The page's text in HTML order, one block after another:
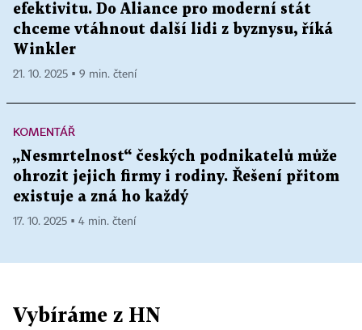
efektivitu. Do Aliance pro moderní stát
chceme vtáhnout další lidi z byznysu, říká
Winkler
21. 10. 2025 ▪ 9 min. čtení
KOMENTÁŘ
„Nesmrtelnost“ českých podnikatelů může
ohrozit jejich firmy i rodiny. Řešení přitom
existuje a zná ho každý
17. 10. 2025 ▪ 4 min. čtení
Vybíráme z HN